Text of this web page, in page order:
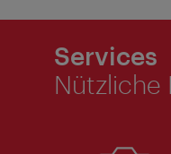
Services
Nützliche